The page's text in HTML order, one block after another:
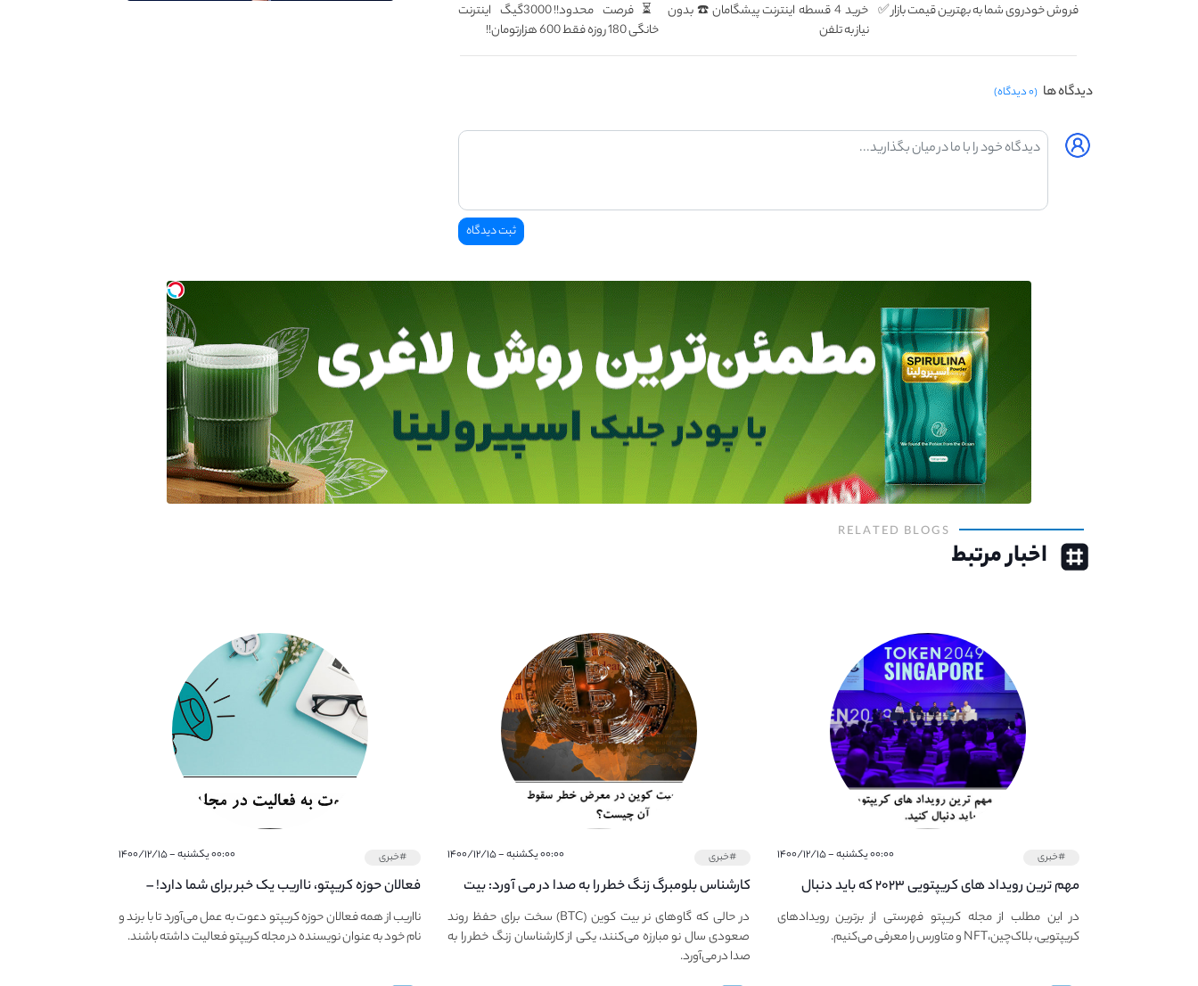
فروش خودروی شما به بهترین قیمت بازار ✅
خرید 4 قسطه اینترنت پیشگامان ☎️ بدون
نیاز به تلفن
⏳فرصت محدود!! 3000گیگ اینترنت
خانگی 180 روزه فقط 600 هزارتومان!!
دیدگاه ها (۰ دیدگاه)
RELATED BLOGS
اخبار مرتبط
#خبری ۰۰:۰۰ یکشنبه - ۱۴۰۰/۱۲/۱۵
مهم ترین رویداد های کریپتویی ۲۰۲۳ که باید دنبال
کنید – معرفی بهترین رویداد های جهانی
در این مطلب از مجله کریپتو فهرستی از برترین رویدادهای
کریپتویی، بلاک‌چین،NFT و متاورس را معرفی می‌کنیم.
#خبری ۰۰:۰۰ یکشنبه - ۱۴۰۰/۱۲/۱۵
کارشناس بلومبرگ زنگ خطر را به صدا در می آورد: بیت
کوین در معرض خطر سقوط بزرگ است - دلیل آن
چیست؟
در حالی که گاوهای نر بیت کوین (BTC) سخت برای حفظ روند
صعودی سال نو مبارزه می‌کنند، یکی از کارشناسان زنگ خطر را به
صدا در می‌آورد.
#خبری ۰۰:۰۰ یکشنبه - ۱۴۰۰/۱۲/۱۵
فعالان حوزه کریپتو، نااریب یک خبر برای شما دارد! –
دعوت به فعالیت در مجله کریپتو
نااریب از همه فعالان حوزه کریپتو دعوت به عمل می‌آورد تا با برند و
نام خود به عنوان نویسنده در مجله کریپتو فعالیت داشته باشند.